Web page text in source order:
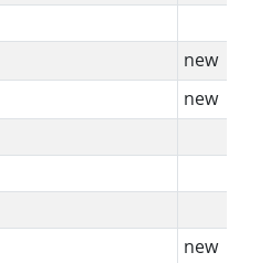
new
new
new